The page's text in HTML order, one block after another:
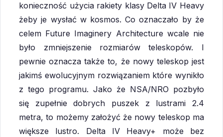
konieczność użycia rakiety klasy Delta IV Heavy
żeby je wysłać w kosmos. Co oznaczało by że
celem Future Imaginery Architecture wcale nie
było zmniejszenie rozmiarów teleskopów. I
pewnie oznacza także to, że nowy teleskop jest
jakimś ewolucyjnym rozwiązaniem które wynikło
z tego programu. Jako że NSA/NRO pozbyło
się zupełnie dobrych puszek z lustrami 2.4
metra, to możemy założyć że nowy teleskop ma
większe lustro. Delta IV Heavy+ może bez